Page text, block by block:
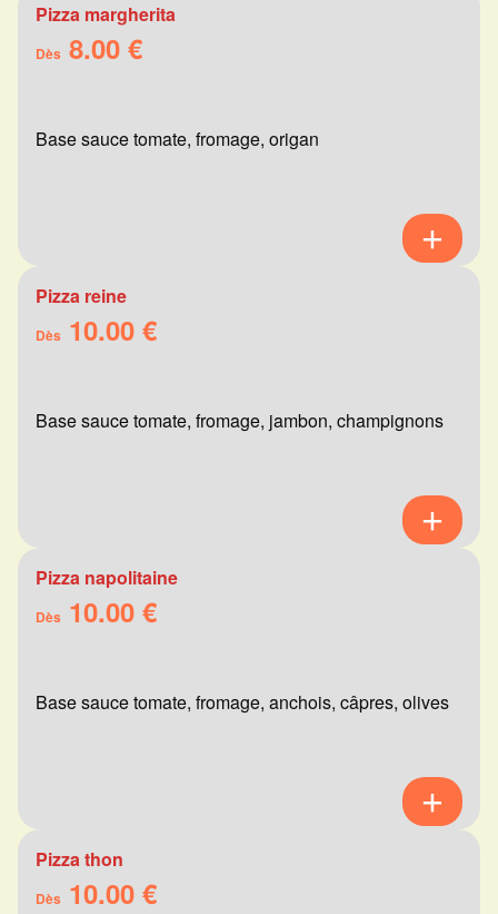
Pizza margherita
Dès 8.00 €
Base sauce tomate, fromage, origan
Pizza reine
Dès 10.00 €
Base sauce tomate, fromage, jambon, champignons
Pizza napolitaine
Dès 10.00 €
Base sauce tomate, fromage, anchois, câpres, olives
Pizza thon
Dès 10.00 €